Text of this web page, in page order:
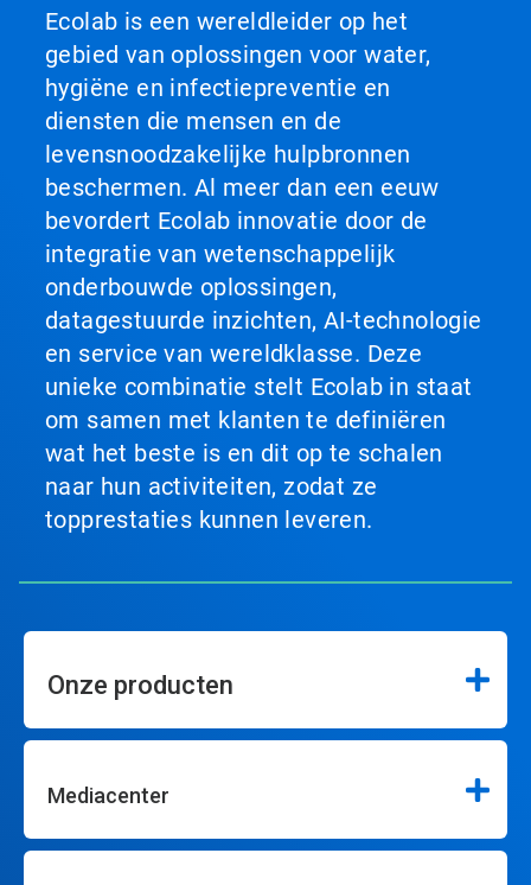
Ecolab is een wereldleider op het
gebied van oplossingen voor water,
hygiëne en infectiepreventie en
diensten die mensen en de
levensnoodzakelijke hulpbronnen
beschermen. Al meer dan een eeuw
bevordert Ecolab innovatie door de
integratie van wetenschappelijk
onderbouwde oplossingen,
datagestuurde inzichten, AI-technologie
en service van wereldklasse. Deze
unieke combinatie stelt Ecolab in staat
om samen met klanten te definiëren
wat het beste is en dit op te schalen
naar hun activiteiten, zodat ze
topprestaties kunnen leveren.
Onze producten
Mediacenter